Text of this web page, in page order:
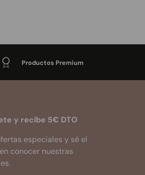
Productos Premium
y recibe 5€ DTO
especiales y sé el
conocer nuestras